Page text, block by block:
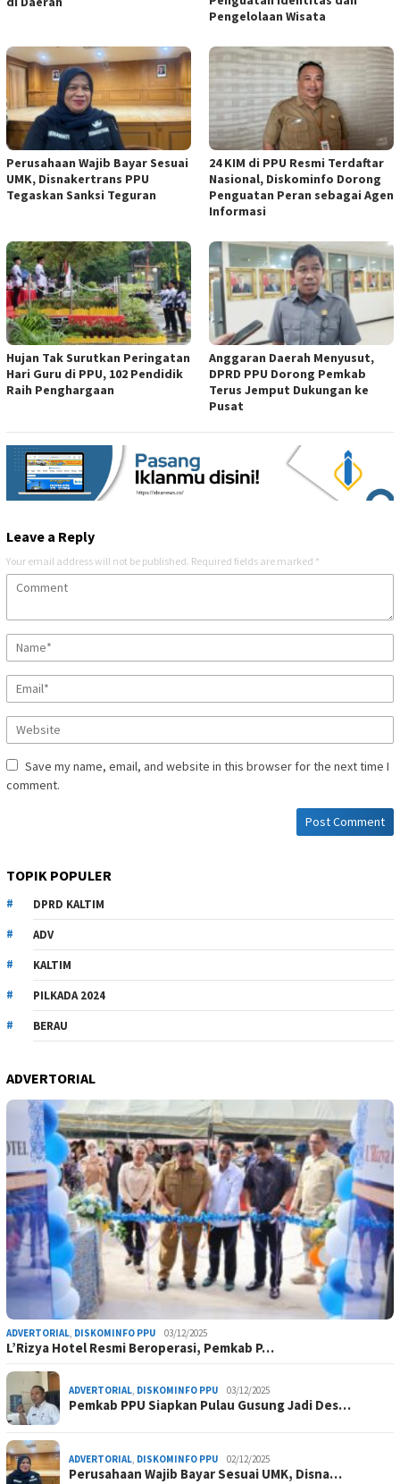
Pengelolaan Wisata
Perusahaan Wajib Bayar Sesuai
UMK, Disnakertrans PPU
Tegaskan Sanksi Teguran
24 KIM di PPU Resmi Terdaftar
Nasional, Diskominfo Dorong
Penguatan Peran sebagai Agen
Informasi
Hujan Tak Surutkan Peringatan
Hari Guru di PPU, 102 Pendidik
Raih Penghargaan
Anggaran Daerah Menyusut,
DPRD PPU Dorong Pemkab
Terus Jemput Dukungan ke
Pusat
Leave a Reply
Your email address will not be published. Required fields are marked *
Save my name, email, and website in this browser for the next time I
comment.
TOPIK POPULER
DPRD KALTIM
ADV
KALTIM
PILKADA 2024
BERAU
ADVERTORIAL
ADVERTORIAL, DISKOMINFO PPU 03/12/2025
L’Rizya Hotel Resmi Beroperasi, Pemkab P…
ADVERTORIAL, DISKOMINFO PPU 03/12/2025
Pemkab PPU Siapkan Pulau Gusung Jadi Des…
ADVERTORIAL, DISKOMINFO PPU 02/12/2025
Perusahaan Wajib Bayar Sesuai UMK, Disna…